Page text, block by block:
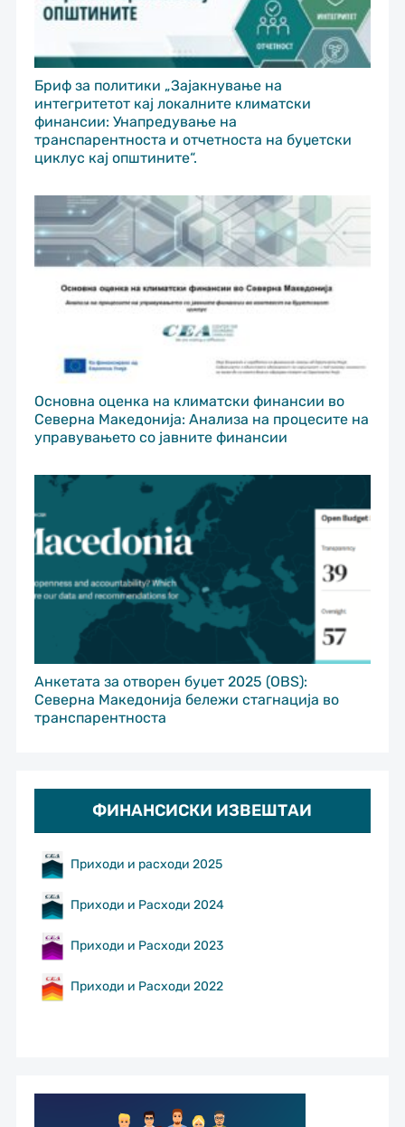
Бриф за политики „Зајакнување на
интегритетот кај локалните климатски
финансии: Унапредување на
транспарентноста и отчетноста на буџетски
циклус кај општините“.
Основна оценка на климатски финансии во
Северна Македонија: Анализа на процесите на
управувањето со јавните финансии
Анкетата за отворен буџет 2025 (OBS):
Северна Македонија бележи стагнација во
транспарентноста
ФИНАНСИСКИ ИЗВЕШТАИ
Приходи и расходи 2025
Приходи и Расходи 2024
Приходи и Расходи 2023
Приходи и Расходи 2022